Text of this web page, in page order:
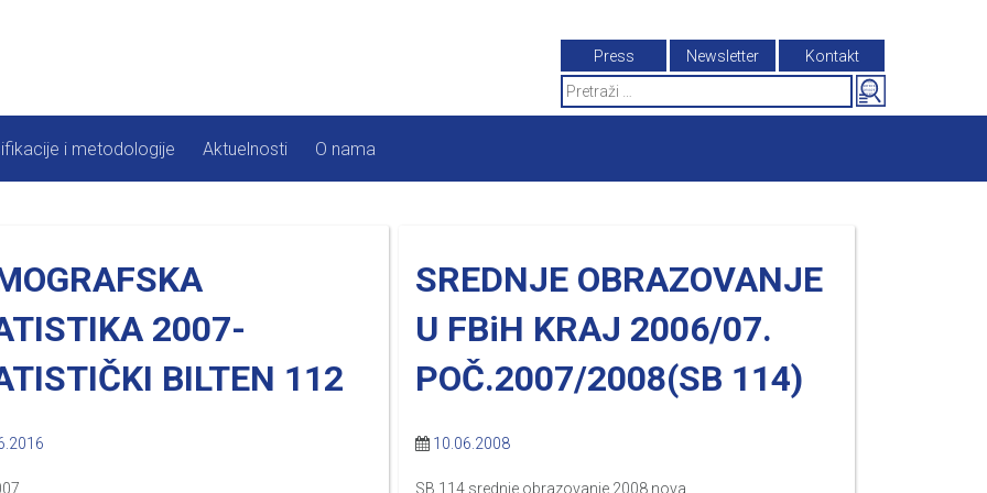
Press Newsletter
Kontakt
Search
for:
i metodologije Aktuelnosti O nama
2007-
BILTEN 112
SREDNJE OBRAZOVANJE
U FBiH KRAJ 2006/07.
POČ.2007/2008(SB 114)
10.06.2008
SB 114 srednje obrazovanje 2008 nova